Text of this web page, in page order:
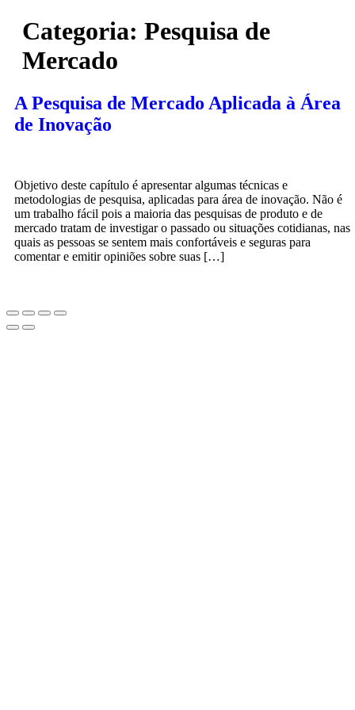
Categoria: Pesquisa de
Mercado
A Pesquisa de Mercado Aplicada à Área
de Inovação
Objetivo deste capítulo é apresentar algumas técnicas e
metodologias de pesquisa, aplicadas para área de inovação. Não é
um trabalho fácil pois a maioria das pesquisas de produto e de
mercado tratam de investigar o passado ou situações cotidianas, nas
quais as pessoas se sentem mais confortáveis e seguras para
comentar e emitir opiniões sobre suas […]